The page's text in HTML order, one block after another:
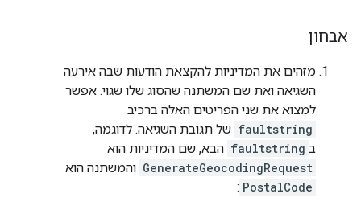
אבחון
מזהים את המדיניות להקצאת הודעות שבה אירעה
השגיאה ואת שם המשתנה שהסוג שלו שגוי. אפשר
למצוא את שני הפריטים האלה ברכיב
faultstring של תגובת השגיאה. לדוגמה,
ב faultstring הבא, שם המדיניות הוא
GenerateGeocodingRequest והמשתנה הוא
PostalCode
: